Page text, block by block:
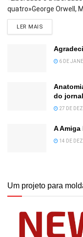
quatro»George Orwell,
LER MAIS
6 DE
do
27 DE
A Amiga
14 DE
Um projeto para